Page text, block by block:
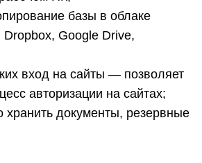
базы в облаке
Google Drive,
вход на сайты — позволяет
авторизации на сайтах;
хранить документы, резервные